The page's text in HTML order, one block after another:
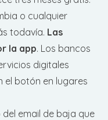
o cualquier
todavía. Las
la app. Los bancos
digitales
el botón en lugares
email de baja que